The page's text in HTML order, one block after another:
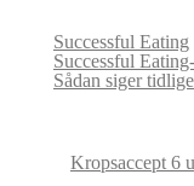
Successful Eating
Successful
Sådan siger
Kropsaccept 6